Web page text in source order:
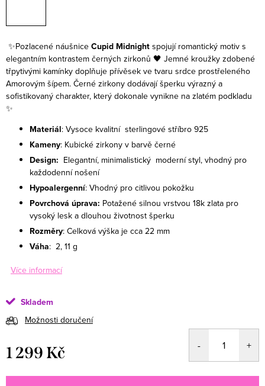
✨Pozlacené náušnice Cupid Midnight spojují romantický motiv s
elegantním kontrastem černých zirkonů 🖤 Jemné kroužky zdobené
třpytivými kamínky doplňuje přívěsek ve tvaru srdce prostřeleného
Amorovým šípem. Černé zirkony dodávají šperku výrazný a
sofistikovaný charakter, který dokonale vynikne na zlatém podkladu
✨
Materiál: Vysoce kvalitní sterlingové stříbro 925
Kameny: Kubické zirkony v barvě černé
Design: Elegantní, minimalistický moderní styl, vhodný pro
každodenní nošení
Hypoalergenní: Vhodný pro citlivou pokožku
Povrchová úprava: Potažené silnou vrstvou 18k zlata pro
vysoký lesk a dlouhou životnost šperku
Rozměry: Celková výška je cca 22 mm
Váha: 2, 11 g
Více informací
Skladem
Možnosti doručení
1 299 Kč